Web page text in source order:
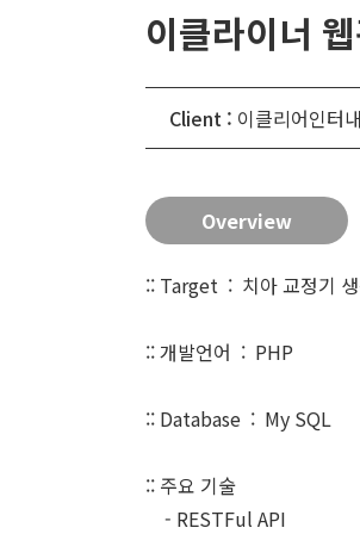
이클라이너
Client : 이클리어인터
Overview
:: Target : 치아 교정기 생
:: 개발언어 : PHP
:: Database : My SQL
:: 주요 기술
- RESTFul API